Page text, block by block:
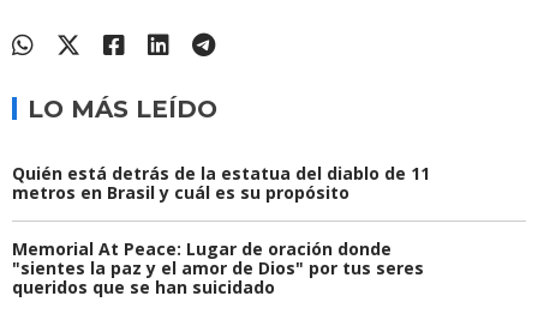
LO MÁS LEÍDO
Quién está detrás de la estatua del diablo de 11
metros en Brasil y cuál es su propósito
Memorial At Peace: Lugar de oración donde
"sientes la paz y el amor de Dios" por tus seres
queridos que se han suicidado